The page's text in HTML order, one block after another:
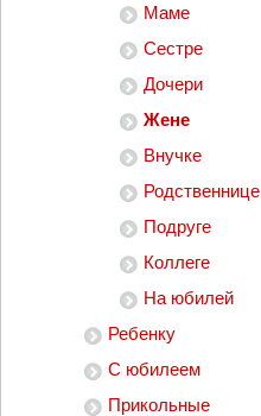
Маме
Сестре
Дочери
Жене
Внучке
Родственнице
Подруге
Коллеге
На юбилей
Ребенку
С юбилеем
Прикольные